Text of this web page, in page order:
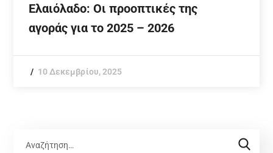
Ελαιόλαδο: Οι προοπτικές της
αγοράς για το 2025 – 2026
10 Δεκεμβρίου, 2025